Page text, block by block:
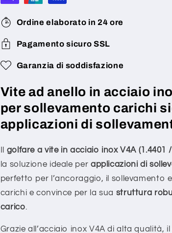
1.4401
580
1.4401
580
Ordine elaborato in 24 ore
Pagamento sicuro SSL
Garanzia di soddisfazione
Vite ad anello in acciaio
per sollevamento carichi
applicazioni di
golfare a vite in acciaio inox V4A (1.4401
la soluzione ideale per applicazioni di
perfetto per l’ancoraggio, il sollevamento
carichi e convince per la sua struttura
carico.
Grazie all’acciaio inox V4A di alta qualità,